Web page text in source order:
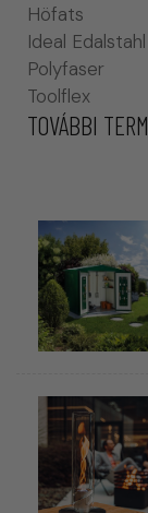
Höfats
Ideal Edalstahl
Polyfaser
Toolflex
TOVÁBBI